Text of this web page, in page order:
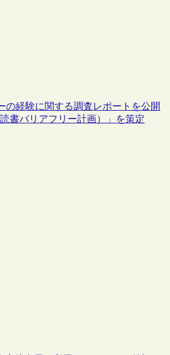
の経験に関する調査レポートを公開
書バリアフリー計画）」を策定